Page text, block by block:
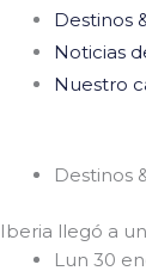
Destinos
Noticias
Nuestro
Destinos
Iberia llegó a
Lun 30